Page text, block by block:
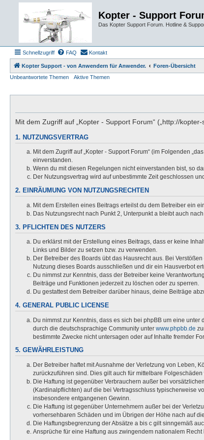
Kopter - Support
Das Kopter Support Forum. Hotline &
Schnellzugriff FAQ Kontakt
Kopter Support - von Anwendern für Anwender.
Foren-Übersicht
Unbeantwortete Themen
Aktive Themen
Mit dem Zugriff auf „Kopter - Support Forum“ („http://
1. NUTZUNGSVERTRAG
Mit dem Zugriff auf „Kopter - Support Forum“ (im Folgenden
einverstanden.
Wenn du mit diesen Regelungen nicht einverstanden bist, so
Der Nutzungsvertrag wird auf unbestimmte Zeit geschlossen
2. EINRÄUMUNG VON NUTZUNGSRECHTEN
Mit dem Erstellen eines Beitrags erteilst du dem Betreiber ein
Das Nutzungsrecht nach Punkt 2, Unterpunkt a bleibt auch
3. PFLICHTEN DES NUTZERS
Du erklärst mit der Erstellung eines Beitrags, dass er keine
Links und Bilder zu setzen bzw. zu verwenden.
Der Betreiber des Boards übt das Hausrecht aus. Bei
Nutzung dieses Boards ausschließen und dir ein Hausverbot
Du nimmst zur Kenntnis, dass der Betreiber keine
Beiträge und Funktionen jederzeit zu löschen oder zu sperren.
Du gestattest dem Betreiber darüber hinaus, deine Beiträge
4. GENERAL PUBLIC LICENSE
Du nimmst zur Kenntnis, dass es sich bei phpBB um eine unter
durch die deutschsprachige Community unter www.phpbb.de
bestimmte Zwecke nicht untersagen oder auf Inhalte fremder
5. GEWÄHRLEISTUNG
Der Betreiber haftet mit Ausnahme der Verletzung von Leben,
zurückzuführen sind. Dies gilt auch für mittelbare
Die Haftung ist gegenüber Verbrauchern außer bei
(Kardinalpflichten) auf die bei Vertragsschluss typischerweise
insbesondere entgangenen Gewinn.
Die Haftung ist gegenüber Unternehmern außer bei der
vorhersehbaren Schäden und im Übrigen der Höhe nach auf
Die Haftungsbegrenzung der Absätze a bis c gilt sinngemäß
Ansprüche für eine Haftung aus zwingendem nationalem